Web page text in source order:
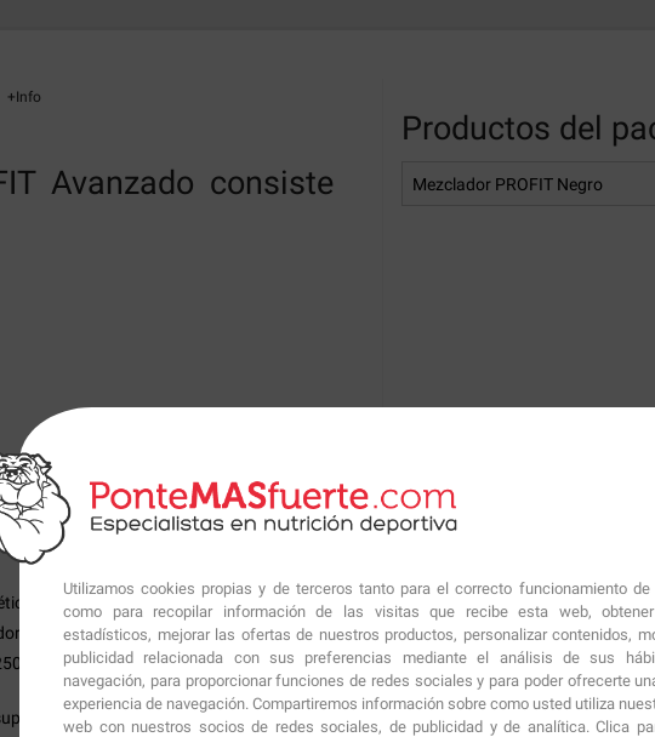
Utilizamos cookies propias y de terceros tanto para el correcto funcionamiento
como para recopilar información de las visitas que recibe esta web,
estadísticos, mejorar las ofertas de nuestros productos, personalizar contenidos,
publicidad relacionada con sus preferencias mediante el análisis de sus
navegación, para proporcionar funciones de redes sociales y para poder ofrecerte
experiencia de navegación. Compartiremos información sobre como usted utiliza
web con nuestros socios de redes sociales, de publicidad y de analítica. Clica
+Info
Avanzado consiste
tomar 1 medida del dosificador (33g)
(33g) después de entrenar. Verter en un
ml de agua u otro líquido y agitar.
dietético, tomar 1 medida del
Productos del